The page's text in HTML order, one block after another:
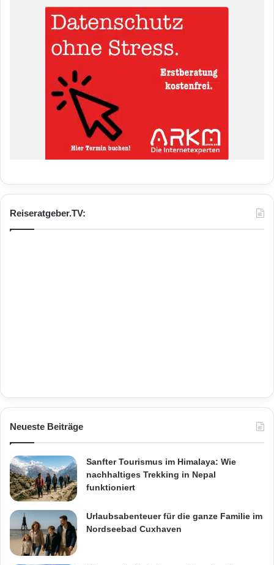
Reiseratgeber.TV:
Neueste Beiträge
Sanfter Tourismus im Himalaya: Wie
nachhaltiges Trekking in Nepal
funktioniert
Urlaubsabenteuer für die ganze Familie im
Nordseebad Cuxhaven